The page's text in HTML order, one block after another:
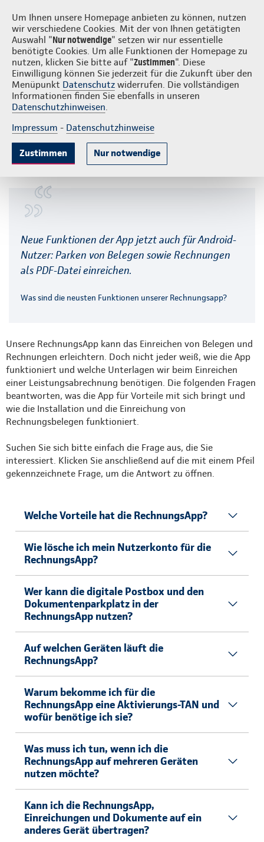
Um Ihnen unsere Homepage anbieten zu können, nutzen
wir verschiedene Cookies. Mit der von Ihnen getätigten
Auswahl "Nur notwendige" setzen wir nur essentielle
benötigte Cookies. Um alle Funktionen der Homepage zu
nutzen, klicken Sie bitte auf "Zustimmen". Diese
Einwilligung können Sie jederzeit für die Zukunft über den
Menüpunkt Datenschutz widerrufen. Die vollständigen
Informationen finden Sie ebenfalls in unseren
Datenschutzhinweisen.
Impressum - Datenschutzhinweise
Zustimmen Nur notwendige
Continentale vor Ort
Hilfe zur RechnungsApp der
Continentale
Auf dieser Seite:
Registrierung
Einreichung
Digitale Postbox
Passwort vergessen
Allgemeine Fragen zur RechnungsApp
Neue Funktionen der App jetzt auch für Android-
Nutzer: Parken von Belegen sowie Rechnungen
als PDF-Datei einreichen.
Was sind die neusten Funktionen unserer Rechnungsapp?
Unsere RechnungsApp kann das Einreichen von Belegen und
Rechnungen erleichtern. Doch nicht jeder weiß, wie die App
funktioniert und welche Unterlagen wir beim Einreichen
einer Leistungsabrechnung benötigen. Die folgenden Fragen
beantworten, was die App für Vorteile mit sich bringt und
wie die Installation und die Einreichung von
Rechnungsbelegen funktioniert.
Suchen Sie sich bitte einfach die Frage aus, die Sie
interessiert. Klicken Sie anschließend auf die mit einem Pfeil
gekennzeichnete Frage, um die Antwort zu öffnen.
Welche Vorteile hat die RechnungsApp?
Wie lösche ich mein Nutzerkonto für die
RechnungsApp?
Wer kann die digitale Postbox und den
Dokumentenparkplatz in der
RechnungsApp nutzen?
Auf welchen Geräten läuft die
RechnungsApp?
Warum bekomme ich für die
RechnungsApp eine Aktivierungs-TAN und
wofür benötige ich sie?
Was muss ich tun, wenn ich die
RechnungsApp auf mehreren Geräten
nutzen möchte?
Kann ich die RechnungsApp,
Einreichungen und Dokumente auf ein
anderes Gerät übertragen?